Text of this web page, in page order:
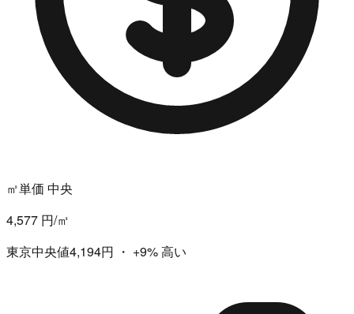
㎡単価 中央
4,577 円/㎡
東京中央値4,194円 ・ +9%高い